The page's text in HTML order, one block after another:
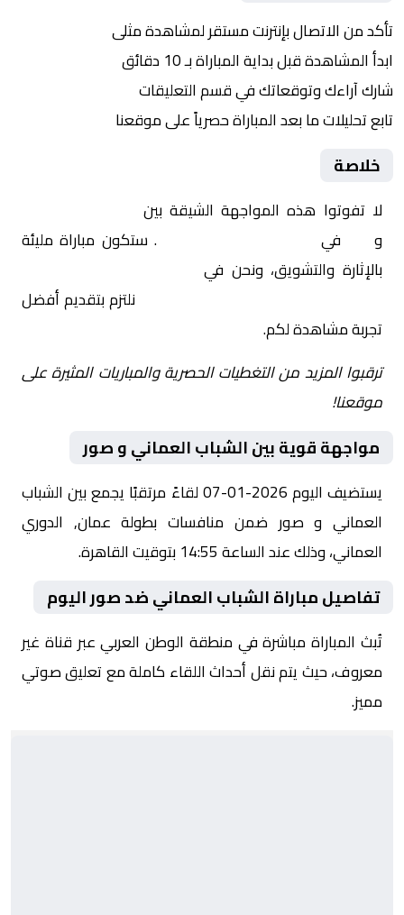
تأكد من الاتصال بإنترنت مستقر لمشاهدة مثلى
ابدأ المشاهدة قبل بداية المباراة بـ 10 دقائق
شارك آراءك وتوقعاتك في قسم التعليقات
تابع تحليلات ما بعد المباراة حصرياً على موقعنا
خلاصة
لا تفوتوا هذه المواجهة الشيقة بين
وصور في
. ستكون مباراة مليئة
بالإثارة والتشويق، ونحن في
نلتزم بتقديم أفضل
تجربة مشاهدة لكم.
ترقبوا المزيد من التغطيات الحصرية والمباريات المثيرة على
موقعنا!
مواجهة قوية بين الشباب العماني و صور
يستضيف اليوم 2026-01-07 لقاءً مرتقبًا يجمع بين الشباب
العماني و صور ضمن منافسات بطولة عمان, الدوري
العماني، وذلك عند الساعة 14:55 بتوقيت القاهرة.
تفاصيل مباراة الشباب العماني ضد صور اليوم
تُبث المباراة مباشرة في منطقة الوطن العربي عبر قناة غير
معروف، حيث يتم نقل أحداث اللقاء كاملة مع تعليق صوتي
مميز.